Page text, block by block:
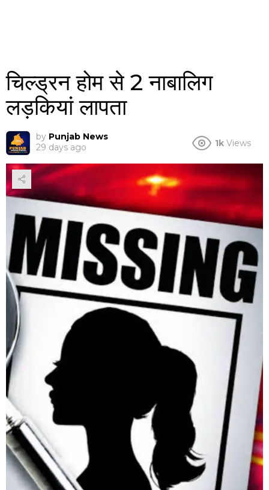
चिल्ड्रन होम से 2 नाबालिग
लड़कियां लापता
by Punjab News
29 days ago
1k Views